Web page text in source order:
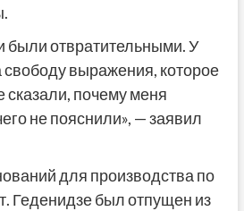
были отвратительными. У
свободу выражения, которое
сказали, почему меня
не пояснили», — заявил
для производства по
Геденидзе был отпущен из